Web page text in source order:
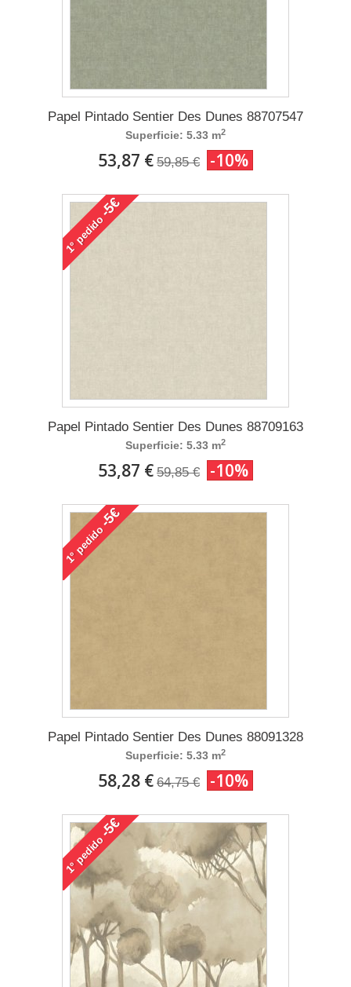
Papel Pintado Sentier Des Dunes 88707547
Superficie: 5.33 m2
53,87 € 59,85 € -10%
1°
pedido
-5€
Papel Pintado Sentier Des Dunes 88709163
Superficie: 5.33 m2
53,87 € 59,85 € -10%
1°
pedido
-5€
Papel Pintado Sentier Des Dunes 88091328
Superficie: 5.33 m2
58,28 € 64,75 € -10%
1°
pedido
-5€